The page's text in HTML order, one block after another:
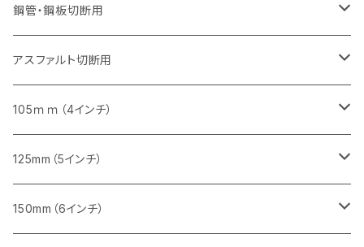
セグメントタイプ（一般道路カッター用
セグメントタイプ
セグメントタイプ（一般道路カッター用
455mm（18インチ）
セグメント（一般道路カッター用
埋設鋳鉄管工事対応タイプ
セグメントタイプ
埋設鋳鉄管工事対応タイプ
セグメントタイプ（一般道路カッター用
セグメント
セグメント（特殊凸凹加工チップ）
355mm（14インチ）
セグメント
セグメント（特殊凸凹加工チップ）
405mm（16インチ）
セグメント
セグメント（一般道路カッター用
473mm（18インチ）
セグメント（一般道路カッター用
セグメントタイプ
255mm（10インチ）
セグメントタイプ
305mm（12インチ）
セグメント
セグメント（特殊凸凹加工チップ）
355mm（14インチ）
セグメント
セグメント（特殊凸凹加工チップ）
405mm（16インチ）
セグメントタイプ
砥石（補強綱入り）
355mm（14インチ）
砥石（補強綱入り）
305mm（12インチ）
砥石（補強綱入り）
355mm（14インチ）
砥石（補強綱入り）
鋼管・鋼板切断用
305mm（12インチ）
砥石（補強綱入り）
355mm（14インチ）
砥石（補強綱入り）
アスファルト切断用
255ｍｍ（10インチ）
一般道路カッター用
305ｍｍ（12インチ）
一般道路カッター用
355ｍｍ（14インチ）
105ｍｍ（4インチ）
タイル切断用
みかげ石（御影石）切断用
125mm（5インチ）
タイル切断用
150mm（6インチ）